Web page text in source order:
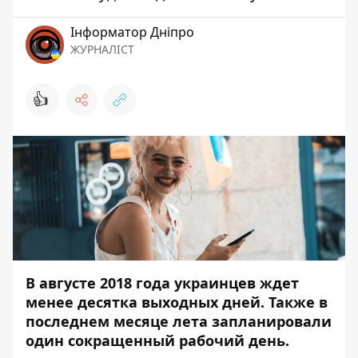
Інформатор Дніпро
ЖУРНАЛІСТ
👍
В августе 2018 года украинцев ждет
менее десятка выходных дней. Также в
последнем месяце лета запланировали
один сокращенный рабочий день.